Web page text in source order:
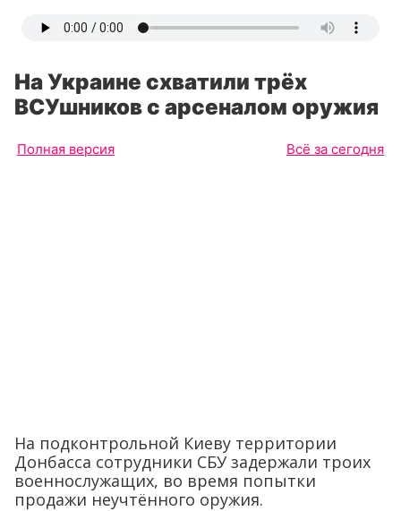
На Украине схватили трёх
ВСУшников с арсеналом оружия
Полная версия Всё за сегодня
На подконтрольной Киеву территории
Донбасса сотрудники СБУ задержали троих
военнослужащих, во время попытки
продажи неучтённого оружия.